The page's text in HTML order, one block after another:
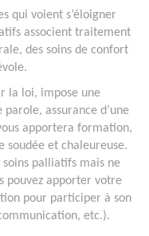
qui voient s’éloigner
associent traitement
des soins de confort
la loi, impose une
assurance d’une
apportera formation,
soudée et chaleureuse.
soins palliatifs mais ne
pouvez apporter votre
pour participer à son
etc.).